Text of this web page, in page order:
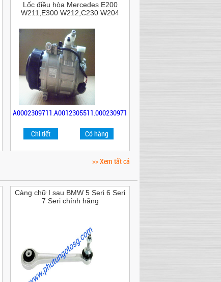
Lốc điều hòa Mercedes E200
W211,E300 W212,C230 W204
Chi tiết Có hàng
>> Xem tất cả
Càng chữ I sau BMW 5 Seri 6 Seri
7 Seri chính hãng